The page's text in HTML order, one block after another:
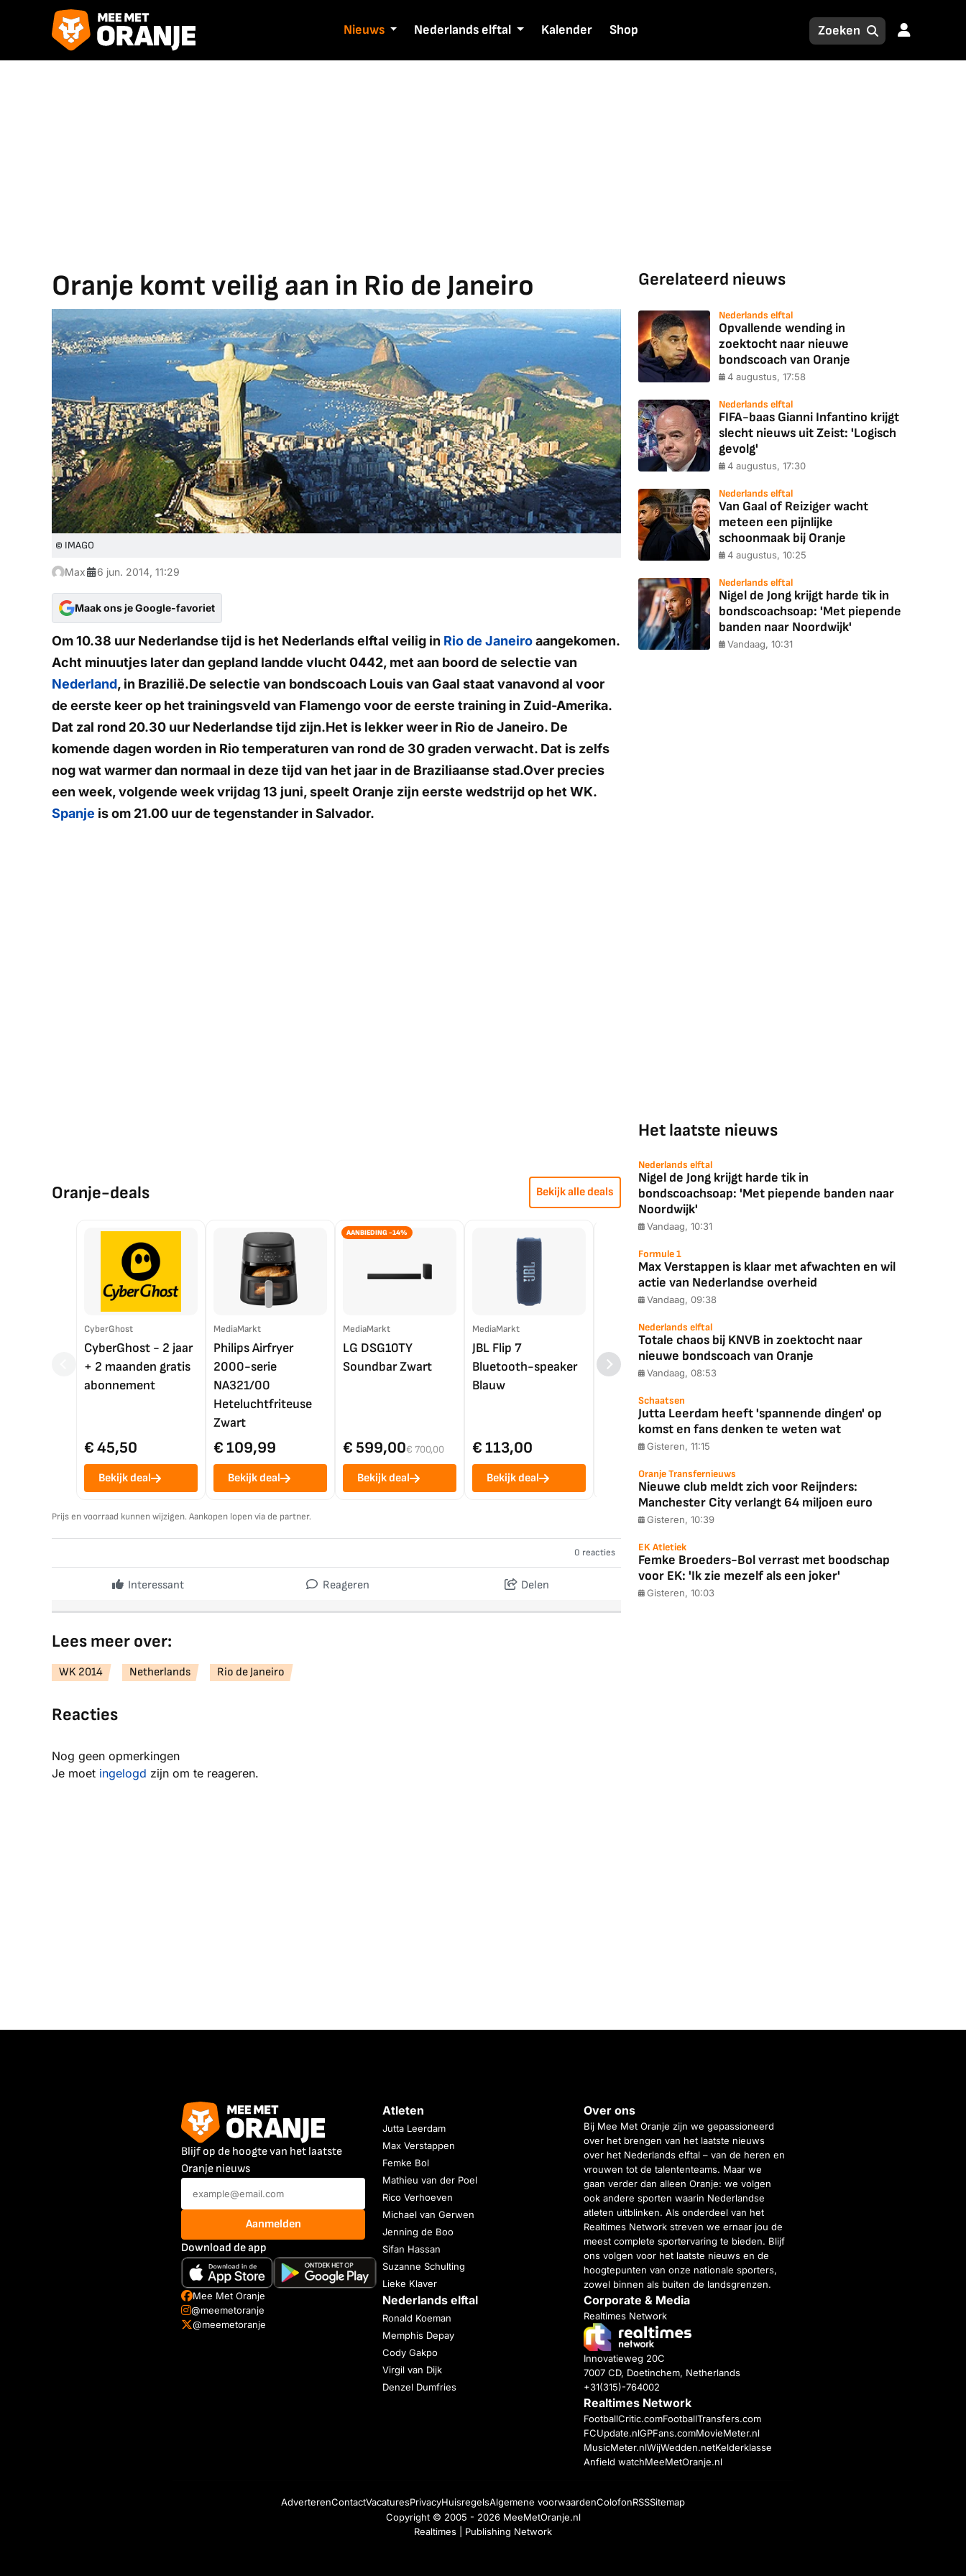
Nieuws Nederlands elftal Kalender Shop
Oranje komt veilig aan in Rio de Janeiro
© IMAGO
Max 6 jun. 2014, 11:29
Maak ons je Google-favoriet
Om 10.38 uur Nederlandse tijd is het Nederlands elftal veilig in Rio de Janeiroaangekomen.
Acht minuutjes later dan gepland landde vlucht 0442, met aan boord de selectie van
Nederland, in Brazilië.De selectie van bondscoach Louis van Gaal staat vanavond al voor
de eerste keer op het trainingsveld van Flamengo voor de eerste training in Zuid-Amerika.
Dat zal rond 20.30 uur Nederlandse tijd zijn.Het is lekker weer in Rio de Janeiro. De
komende dagen worden in Rio temperaturen van rond de 30 graden verwacht. Dat is zelfs
nog wat warmer dan normaal in deze tijd van het jaar in de Braziliaanse stad.Over precies
een week, volgende week vrijdag 13 juni, speelt Oranje zijn eerste wedstrijd op het WK.
Spanje is om 21.00 uur de tegenstander in Salvador.
Oranje-deals Bekijk alle deals
CyberGhost
CyberGhost - 2 jaar
+ 2 maanden gratis
abonnement
€ 45,50
Bekijk deal
MediaMarkt
Philips Airfryer
2000-serie
NA321/00
Heteluchtfriteuse
Zwart
€ 109,99
Bekijk deal
AANBIEDING -14%
MediaMarkt
LG DSG10TY
Soundbar Zwart
€ 599,00€ 700,00
Bekijk deal
MediaMarkt
JBL Flip 7
Bluetooth-speaker
Blauw
€ 113,00
Bekijk deal
LG OLED55C56LB
4K TV (2025)
€ 1.088,00
Bekijk deal
JBL Partybox
Ultimate Zwart
Bekijk deal
Prijs en voorraad kunnen wijzigen. Aankopen lopen via de partner.
0 reacties
Interessant Reageren Delen
Lees meer over:
WK 2014 Netherlands Rio de Janeiro
Reacties
Nog geen opmerkingen
Je moet ingelogd zijn om te reageren.
Gerelateerd nieuws
Nederlands elftal
Opvallende wending in
zoektocht naar nieuwe
bondscoach van Oranje
4 augustus, 17:58
Nederlands elftal
FIFA-baas Gianni Infantino krijgt
slecht nieuws uit Zeist: 'Logisch
gevolg'
4 augustus, 17:30
Nederlands elftal
Van Gaal of Reiziger wacht
meteen een pijnlijke
schoonmaak bij Oranje
4 augustus, 10:25
Nederlands elftal
Nigel de Jong krijgt harde tik in
bondscoachsoap: 'Met piepende
banden naar Noordwijk'
Vandaag, 10:31
Het laatste nieuws
Nederlands elftal
Nigel de Jong krijgt harde tik in
bondscoachsoap: 'Met piepende banden naar
Noordwijk'
Vandaag, 10:31
Formule 1
Max Verstappen is klaar met afwachten en wil
actie van Nederlandse overheid
Vandaag, 09:38
Nederlands elftal
Totale chaos bij KNVB in zoektocht naar
nieuwe bondscoach van Oranje
Vandaag, 08:53
Schaatsen
Jutta Leerdam heeft 'spannende dingen' op
komst en fans denken te weten wat
Gisteren, 11:15
Oranje Transfernieuws
Nieuwe club meldt zich voor Reijnders:
Manchester City verlangt 64 miljoen euro
Gisteren, 10:39
EK Atletiek
Femke Broeders-Bol verrast met boodschap
voor EK: 'Ik zie mezelf als een joker'
Gisteren, 10:03
Blijf op de hoogte van het laatste
Oranje nieuws
Aanmelden
Download de app
Mee Met Oranje
@meemetoranje
@meemetoranje
Atleten
Jutta Leerdam
Max Verstappen
Femke Bol
Mathieu van der Poel
Rico Verhoeven
Michael van Gerwen
Jenning de Boo
Sifan Hassan
Suzanne Schulting
Lieke Klaver
Nederlands elftal
Ronald Koeman
Memphis Depay
Cody Gakpo
Virgil van Dijk
Denzel Dumfries
Over ons
Bij Mee Met Oranje zijn we gepassioneerd
over het brengen van het laatste nieuws
over het Nederlands elftal – van de heren en
vrouwen tot de talententeams. Maar we
gaan verder dan alleen Oranje: we volgen
ook andere sporten waarin Nederlandse
atleten uitblinken. Als onderdeel van het
Realtimes Network streven we ernaar jou de
meest complete sportervaring te bieden. Blijf
ons volgen voor het laatste nieuws en de
hoogtepunten van onze nationale sporters,
zowel binnen als buiten de landsgrenzen.
Corporate & Media
Realtimes Network
Innovatieweg 20C
7007 CD, Doetinchem, Netherlands
+31(315)-764002
Realtimes Network
FootballCritic.comFootballTransfers.com
FCUpdate.nlGPFans.comMovieMeter.nl
MusicMeter.nlWijWedden.netKelderklasse
Anfield watchMeeMetOranje.nl
AdverterenContactVacaturesPrivacyHuisregelsAlgemene voorwaardenColofonRSSSitemap
Copyright © 2005 - 2026 MeeMetOranje.nl
Realtimes | Publishing Network